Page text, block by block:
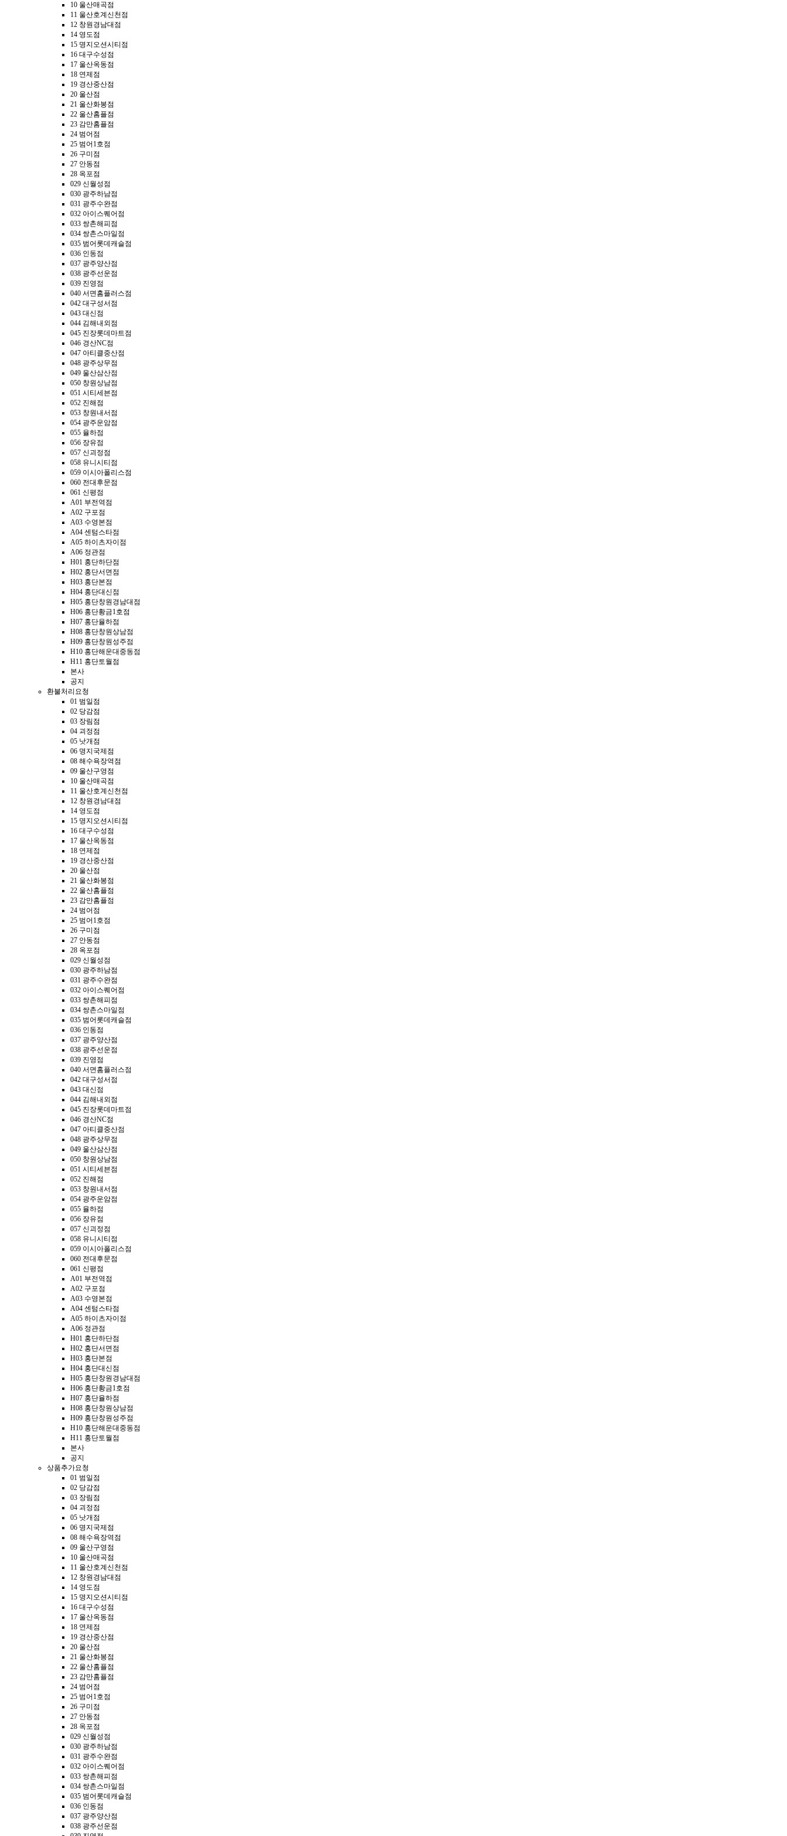
10 울산매곡점
11 울산호계신천점
12 창원경남대점
14 영도점
15 명지오션시티점
16 대구수성점
17 울산옥동점
18 연제점
19 경산중산점
20 울산점
21 울산화봉점
22 울산홈플점
23 감만홈플점
24 범어점
25 범어1호점
26 구미점
27 안동점
28 옥포점
029 신월성점
030 광주하남점
031 광주수완점
032 아이스퀘어점
033 쌍촌해피점
034 쌍촌스마일점
035 범어롯데캐슬점
036 인동점
037 광주양산점
038 광주선운점
039 진영점
040 서면홈플러스점
042 대구성서점
043 대신점
044 김해내외점
045 진장롯데마트점
046 경산NC점
047 아티클중산점
048 광주상무점
049 울산삼산점
050 창원상남점
051 시티세븐점
052 진해점
053 창원내서점
054 광주운암점
055 율하점
056 장유점
057 신괴정점
058 유니시티점
059 이시아폴리스점
060 전대후문점
061 신평점
A01 부전역점
A02 구포점
A03 수영본점
A04 센텀스타점
A05 하이츠자이점
A06 정관점
H01 홍단하단점
H02 홍단서면점
H03 홍단본점
H04 홍단대신점
H05 홍단창원경남대점
H06 홍단황금1호점
H07 홍단율하점
H08 홍단창원상남점
H09 홍단창원성주점
H10 홍단해운대중동점
H11 홍단토월점
본사
공지
환불처리요청
01 범일점
02 당감점
03 장림점
04 괴정점
05 낫개점
06 명지국제점
08 해수욕장역점
09 울산구영점
10 울산매곡점
11 울산호계신천점
12 창원경남대점
14 영도점
15 명지오션시티점
16 대구수성점
17 울산옥동점
18 연제점
19 경산중산점
20 울산점
21 울산화봉점
22 울산홈플점
23 감만홈플점
24 범어점
25 범어1호점
26 구미점
27 안동점
28 옥포점
029 신월성점
030 광주하남점
031 광주수완점
032 아이스퀘어점
033 쌍촌해피점
034 쌍촌스마일점
035 범어롯데캐슬점
036 인동점
037 광주양산점
038 광주선운점
039 진영점
040 서면홈플러스점
042 대구성서점
043 대신점
044 김해내외점
045 진장롯데마트점
046 경산NC점
047 아티클중산점
048 광주상무점
049 울산삼산점
050 창원상남점
051 시티세븐점
052 진해점
053 창원내서점
054 광주운암점
055 율하점
056 장유점
057 신괴정점
058 유니시티점
059 이시아폴리스점
060 전대후문점
061 신평점
A01 부전역점
A02 구포점
A03 수영본점
A04 센텀스타점
A05 하이츠자이점
A06 정관점
H01 홍단하단점
H02 홍단서면점
H03 홍단본점
H04 홍단대신점
H05 홍단창원경남대점
H06 홍단황금1호점
H07 홍단율하점
H08 홍단창원상남점
H09 홍단창원성주점
H10 홍단해운대중동점
H11 홍단토월점
본사
공지
상품추가요청
01 범일점
02 당감점
03 장림점
04 괴정점
05 낫개점
06 명지국제점
08 해수욕장역점
09 울산구영점
10 울산매곡점
11 울산호계신천점
12 창원경남대점
14 영도점
15 명지오션시티점
16 대구수성점
17 울산옥동점
18 연제점
19 경산중산점
20 울산점
21 울산화봉점
22 울산홈플점
23 감만홈플점
24 범어점
25 범어1호점
26 구미점
27 안동점
28 옥포점
029 신월성점
030 광주하남점
031 광주수완점
032 아이스퀘어점
033 쌍촌해피점
034 쌍촌스마일점
035 범어롯데캐슬점
036 인동점
037 광주양산점
038 광주선운점